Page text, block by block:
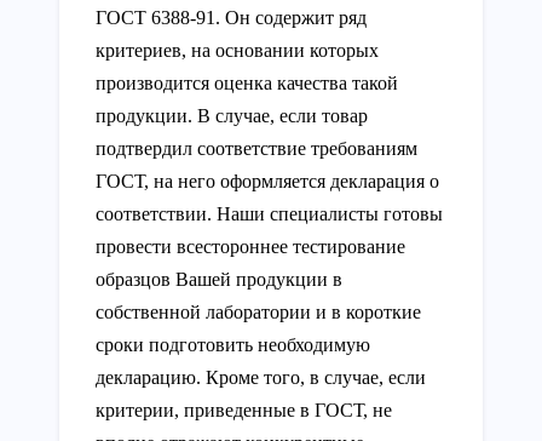
ГОСТ 6388-91. Он содержит ряд
критериев, на основании которых
производится оценка качества такой
продукции. В случае, если товар
подтвердил соответствие требованиям
ГОСТ, на него оформляется декларация о
соответствии. Наши специалисты готовы
провести всестороннее тестирование
образцов Вашей продукции в
собственной лаборатории и в короткие
сроки подготовить необходимую
декларацию. Кроме того, в случае, если
критерии, приведенные в ГОСТ, не